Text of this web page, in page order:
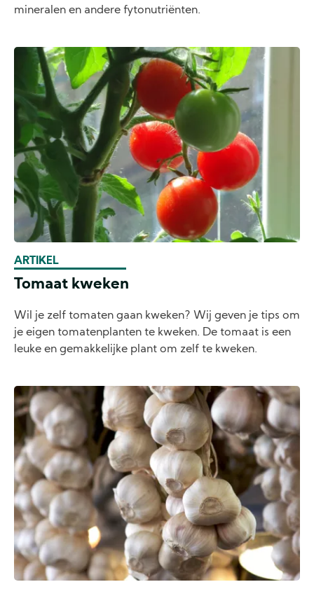
mineralen en andere fytonutriënten.
ARTIKEL
Tomaat kweken
Wil je zelf tomaten gaan kweken? Wij geven je tips om
je eigen tomatenplanten te kweken. De tomaat is een
leuke en gemakkelijke plant om zelf te kweken.